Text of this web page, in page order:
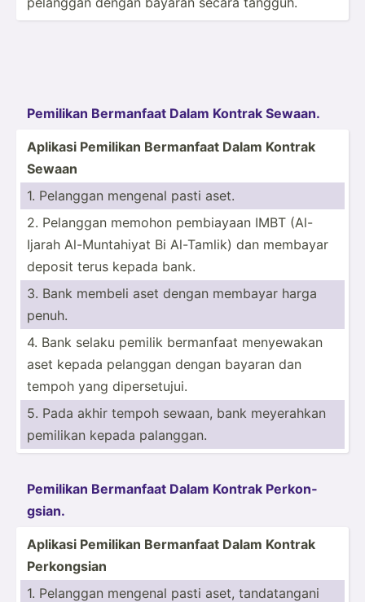
Pemilikan Bermanfaat Dalam Kontrak Sewaan.
Aplikasi Pemilikan Bermanfaat Dalam Kontrak
Sewaan
1. Pelanggan mengenal pasti aset.
2. Pelanggan memohon pembiayaan IMBT (Al-
Ijarah Al-Mun­tahiyat Bi Al-Tamlik) dan membayar
deposit terus kepada bank.
3. Bank membeli aset dengan membayar harga
penuh.
4. Bank selaku pemilik bermanfaat menyewakan
aset kepada pelanggan dengan bayaran dan
tempoh yang dipers­etujui.
5. Pada akhir tempoh sewaan, bank meyerahkan
pemilikan kepada palanggan.
Pemilikan Bermanfaat Dalam Kontrak Perkon­
gsian.
Aplikasi Pemilikan Bermanfaat Dalam Kontrak
Perkon­gsian
1. Pelanggan mengenal pasti aset, tandat­angani